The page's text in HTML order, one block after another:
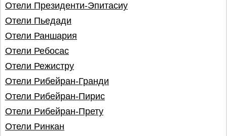
Отели Президенти-Эпитасиу
Отели Пьедади
Отели Раншария
Отели Ребосас
Отели Режистру
Отели Рибейран-Гранди
Отели Рибейран-Пирис
Отели Рибейран-Прету
Отели Ринкан